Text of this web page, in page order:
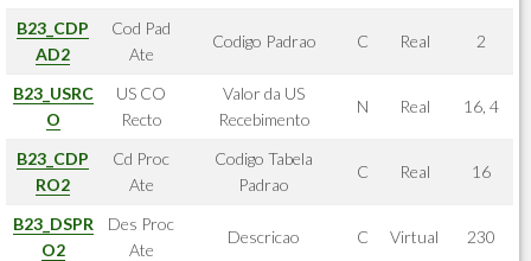
B23_CDP
AD2
Cod Pad
Ate
Codigo Padrao C Real 2
B23_USRC
O
US CO
Recto
Valor da US
Recebimento
N Real 16, 4
B23_CDP
RO2
Cd Proc
Ate
Codigo Tabela
Padrao
C Real 16
B23_DSPR
O2
Des Proc
Ate
Descricao C Virtual 230